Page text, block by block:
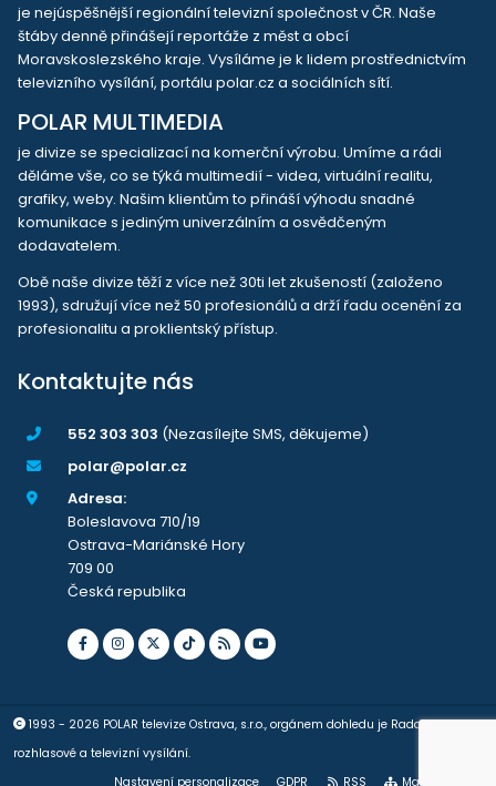
je nejúspěšnější regionální televizní společnost v ČR. Naše
štáby denně přinášejí reportáže z měst a obcí
Moravskoslezského kraje. Vysíláme je k lidem prostřednictvím
televizního vysílání, portálu polar.cz a sociálních sítí.
POLAR MULTIMEDIA
je divize se specializací na komerční výrobu. Umíme a rádi
děláme vše, co se týká multimedií - videa, virtuální realitu,
grafiky, weby. Našim klientům to přináší výhodu snadné
komunikace s jediným univerzálním a osvědčeným
dodavatelem.
Obě naše divize těží z více než 30ti let zkušeností (založeno
1993), sdružují více než 50 profesionálů a drží řadu ocenění za
profesionalitu a proklientský přístup.
Kontaktujte nás
552 303 303 (Nezasílejte SMS, děkujeme)
polar@polar.cz
Adresa:
Boleslavova 710/19
Ostrava-Mariánské Hory
709 00
Česká republika
1993 - 2026 POLAR televize Ostrava, s.r.o., orgánem dohledu je Rada pro
rozhlasové a televizní vysílání.
Nastavení personalizace
GDPR RSS Mapa stránek